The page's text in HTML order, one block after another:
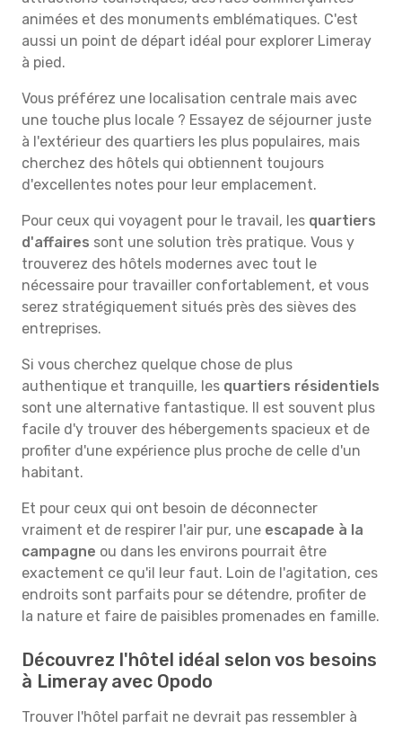
animées et des monuments emblématiques. C'est
aussi un point de départ idéal pour explorer Limeray
à pied.
Vous préférez une localisation centrale mais avec
une touche plus locale ? Essayez de séjourner juste
à l'extérieur des quartiers les plus populaires, mais
cherchez des hôtels qui obtiennent toujours
d'excellentes notes pour leur emplacement.
Pour ceux qui voyagent pour le travail, les quartiers
d'affaires sont une solution très pratique. Vous y
trouverez des hôtels modernes avec tout le
nécessaire pour travailler confortablement, et vous
serez stratégiquement situés près des sièves des
entreprises.
Si vous cherchez quelque chose de plus
authentique et tranquille, les quartiers résidentiels
sont une alternative fantastique. Il est souvent plus
facile d'y trouver des hébergements spacieux et de
profiter d'une expérience plus proche de celle d'un
habitant.
Et pour ceux qui ont besoin de déconnecter
vraiment et de respirer l'air pur, une escapade à la
campagne ou dans les environs pourrait être
exactement ce qu'il leur faut. Loin de l'agitation, ces
endroits sont parfaits pour se détendre, profiter de
la nature et faire de paisibles promenades en famille.
Découvrez l'hôtel idéal selon vos besoins
à Limeray avec Opodo
Trouver l'hôtel parfait ne devrait pas ressembler à